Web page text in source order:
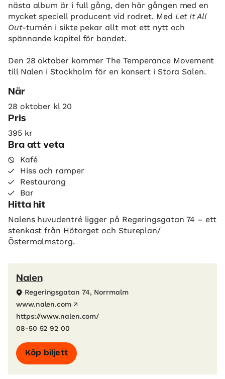
nästa album är i full gång, den här gången med en
mycket speciell producent vid rodret. Med Let It All
Out-turnén i sikte pekar allt mot ett nytt och
spännande kapitel för bandet.
Den 28 oktober kommer The Temperance Movement
till Nalen i Stockholm för en konsert i Stora Salen.
När
28 oktober kl 20
Pris
395 kr
Bra att veta
Kafé
Hiss och ramper
Restaurang
Bar
Hitta hit
Nalens huvudentré ligger på Regeringsgatan 74 – ett
stenkast från Hötorget och Stureplan/
Östermalmstorg.
Nalen
Regeringsgatan 74, Norrmalm
www.nalen.com
https://www.nalen.com/
08-50 52 92 00
Köp biljett